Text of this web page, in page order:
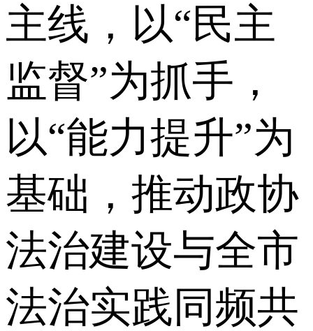
主线，以“民主
监督”为抓手，
以“能力提升”为
基础，推动政协
法治建设与全市
法治实践同频共